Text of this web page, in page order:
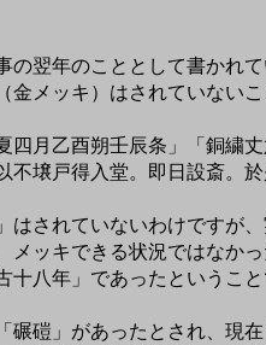
翌年のこととして書かれ
メッキ）はされていないこ
四月乙酉朔壬辰条」「銅
不壌戸得入堂。即日設斎。
されていないわけですが
メッキできる状況ではなか
八年」であったということ
磑」があったとされ、現